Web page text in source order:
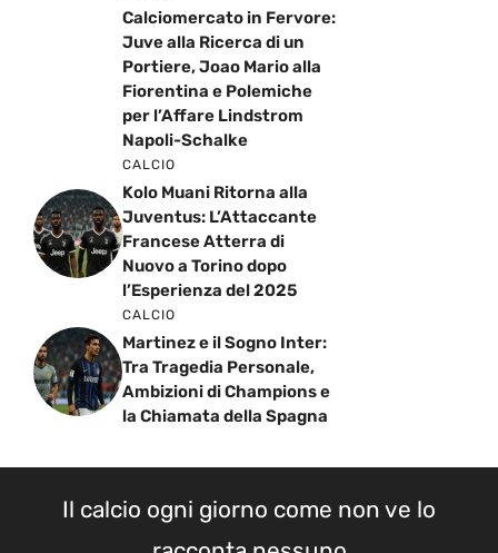
Calciomercato in Fervore:
Juve alla Ricerca di un
Portiere, Joao Mario alla
Fiorentina e Polemiche
per l’Affare Lindstrom
Napoli-Schalke
CALCIO
Kolo Muani Ritorna alla
Juventus: L’Attaccante
Francese Atterra di
Nuovo a Torino dopo
l’Esperienza del 2025
CALCIO
Martinez e il Sogno Inter:
Tra Tragedia Personale,
Ambizioni di Champions e
la Chiamata della Spagna
Il calcio ogni giorno come non ve lo